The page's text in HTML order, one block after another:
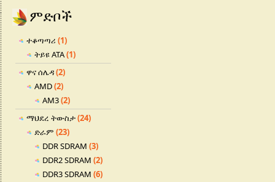
ምድቦች
ተቆጣጣሪ (1)
ትይዩ ATA(1)
ዋና ሰሌዳ(2)
AMD(2)
AM3(2)
ማህደረ ትውስታ(24)
ድራም (23)
DDR SDRAM (3)
DDR2 SDRAM (2)
DDR3 SDRAM (6)